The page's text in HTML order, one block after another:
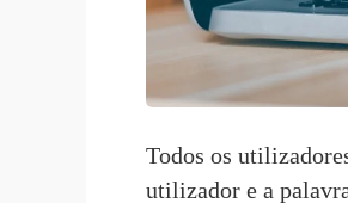
Todos os
utilizador e a